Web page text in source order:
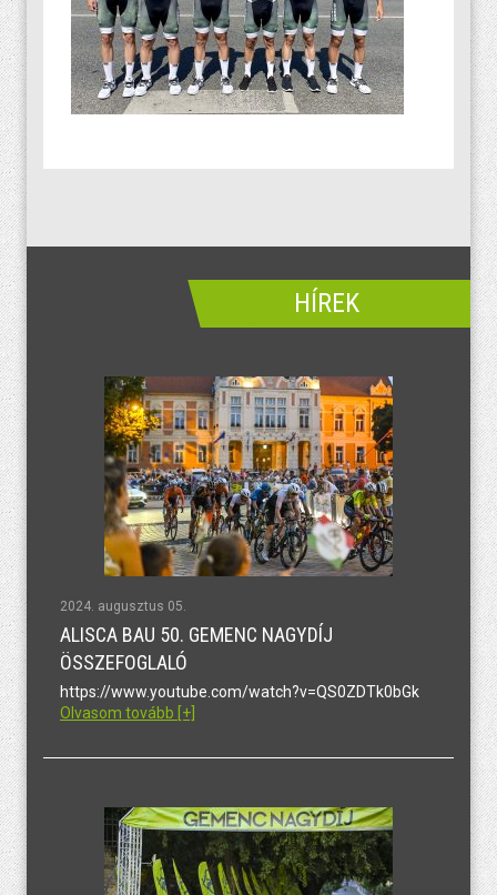
HÍREK
2024. augusztus 05.
ALISCA BAU 50. GEMENC NAGYDÍJ
ÖSSZEFOGLALÓ
https://www.youtube.com/watch?v=QS0ZDTk0bGk
Olvasom tovább [+]